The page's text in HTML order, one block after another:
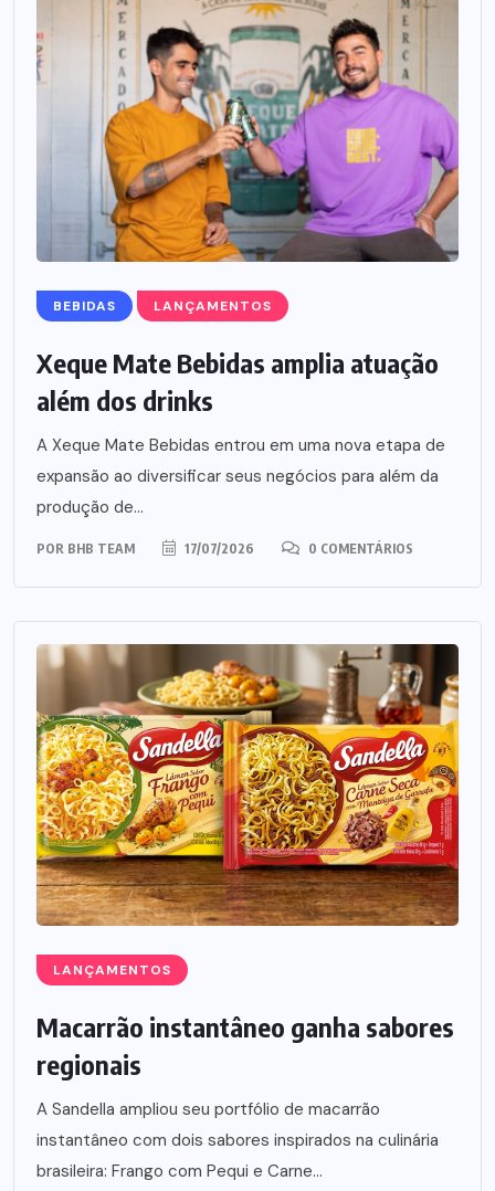
BEBIDAS LANÇAMENTOS
Xeque Mate Bebidas amplia atuação
além dos drinks
A Xeque Mate Bebidas entrou em uma nova etapa de
expansão ao diversificar seus negócios para além da
produção de...
POR BHB TEAM 17/07/2026 0 COMENTÁRIOS
LANÇAMENTOS
Macarrão instantâneo ganha sabores
regionais
A Sandella ampliou seu portfólio de macarrão
instantâneo com dois sabores inspirados na culinária
brasileira: Frango com Pequi e Carne...